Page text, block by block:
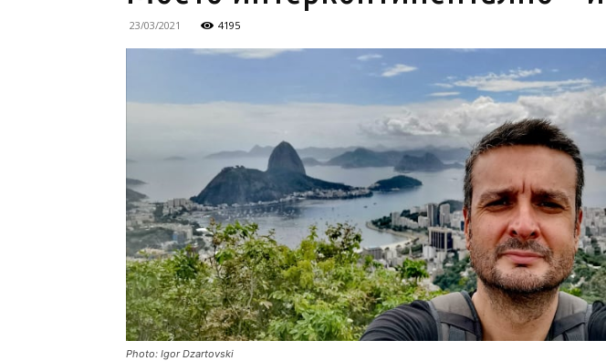
23/03/2021 4195
Photo: Igor Dzartovski